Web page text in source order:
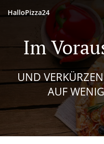
HalloPizza24
Im
UND
AUF